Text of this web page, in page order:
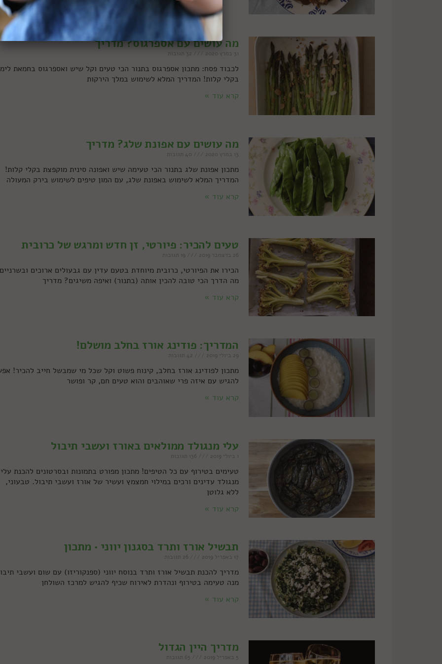
מה עושים עם אספרגוס? מדריך
31 במרץ 2020
לכבוד פסח: מתכון אספרגוס בתנור הכי טעים וקל שיש ואספרגוס בחמאת
בקלי קלות! המדריך המלא לשימוש במלך הירקות
קרא עוד »
מה עושים עם אפונת שלג? מדריך
13 במרץ 2020
מתכון אפונת שלג בתנור הכי טעימה שיש ואפונה סינית מוקפצת בקלי קלות!
המדריך המלא לשימוש באפונת שלג, עם המון טיפים לשימוש בירק המעולה
קרא עוד »
טעים להכיר: פיורטי, זן חדש ומרגש של כרובית
26 בדצמבר 2019
הכירו את הפיורטי, כרובית מיוחדת בטעם עדין עם גבעולים ארוכים
מה הדרך הכי טובה להכין אותה (בתנור) ואיפה משיגים? מדריך
קרא עוד »
המדריך: פודינג אורז בחלב מושלם!
29 ביולי 2019
מתכון לפודינג אורז בחלב, קינוח פשוט וקל שכל מי שמבשל חייב להכיר!
להגיש עם איזה פרי שאוהבים והוא טעים חם, קר ופושר
קרא עוד »
עלי מנגולד ממולאים באורז ועשבי תיבול
1 ביולי 2019
טעימים בטירוף עם כל הטיפים! מתכון מפורט בתמונות ובסרטונים להכנת עלי
מנגולד עדינים ורכים במילוי חמצמץ ועשיר של אורז ועשבי תיבול. טבעוני,
ללא גלוטן
קרא עוד »
תבשיל אורז ותרד בסגנון יווני • מתכון
17 באפריל 2019
מדריך להכנת תבשיל אורז ותרד בנוסח יווני (ספנקוריזו) עם שום ועשבי
מנה טעימה בטירוף ונהדרת לאירוח שכיף להגיש למרכז השולחן
קרא עוד »
מדריך היין הגדול
5 באפריל 2019